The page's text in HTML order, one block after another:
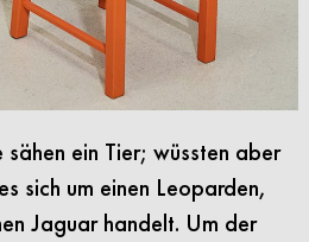
sähen ein Tier; wüssten aber
sich um einen Leoparden,
Jaguar handelt. Um der